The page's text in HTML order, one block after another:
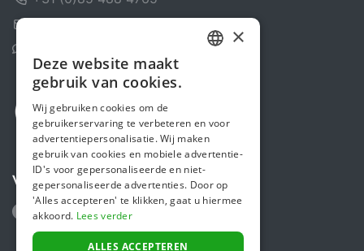
Volg ons
ENGLISH
×
Deze website maakt
gebruik van cookies.
Wij gebruiken cookies om de
gebruikerservaring te verbeteren en voor
advertentiepersonalisatie. Wij maken
gebruik van cookies en mobiele advertentie-
ID's voor gepersonaliseerde en niet-
gepersonaliseerde advertenties. Door op
'Alles accepteren' te klikken, gaat u hiermee
akkoord. Lees verder
ALLES ACCEPTEREN